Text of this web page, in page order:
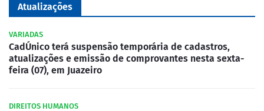
Atualizações
VARIADAS
CadÚnico terá suspensão temporária de cadastros,
atualizações e emissão de comprovantes nesta sexta-
feira (07), em Juazeiro
DIREITOS HUMANOS